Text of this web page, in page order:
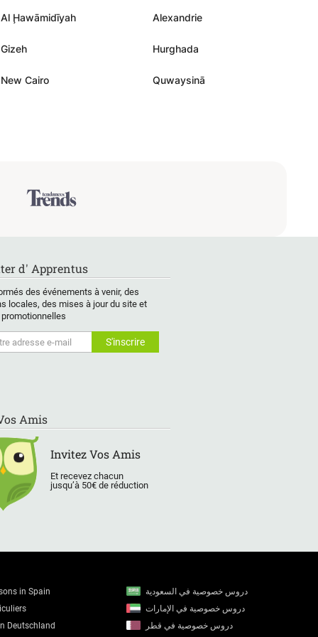
Al Ḩawāmidīyah Alexandrie
Gizeh Hurghada
New Cairo Quwaysinā
d' Apprentus
des événements à venir, des
locales, des mises à jour du site et
Amis
Invitez Vos Amis
Et recevez chacun
jusqu’à 50€ de réduction
in Spain
Deutschland
دروس خصوصية في السعودية
دروس خصوصية في الإمارات
دروس خصوصية في قطر